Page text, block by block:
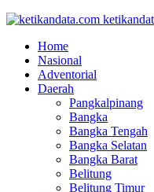
Home
Nasional
Adventorial
Daerah
Pangkalpinang
Bangka
Bangka Tengah
Bangka Selatan
Bangka Barat
Belitung
Belitung Timur